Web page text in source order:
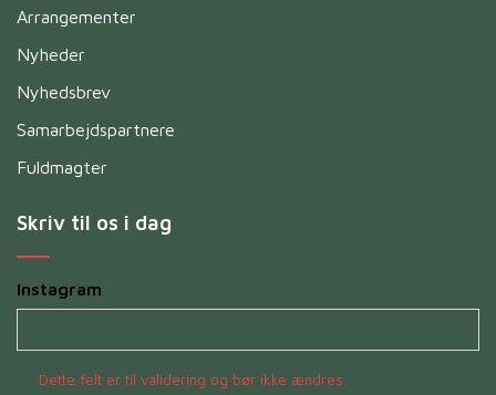
Arrangementer
Nyheder
Nyhedsbrev
Samarbejdspartnere
Fuldmagter
Skriv til os i dag
Instagram
Dette felt er til validering og bør ikke ændres.